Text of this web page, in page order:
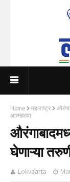
Home महाराष्ट्र
आत्महत्या
घेणाऱ्या
Lokvaarta